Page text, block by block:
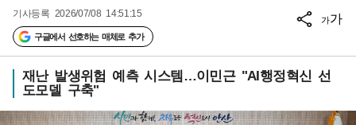
기사등록 2026/07/08 14:51:15
구글에서 선호하는 매체로 추가
가가
재난 발생위험 예측 시스템…이민근 "AI행정혁신 선
도모델 구축"